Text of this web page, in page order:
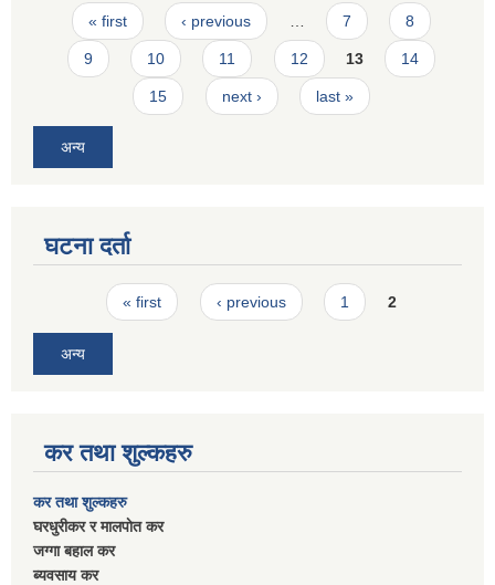
Pages
« first ‹ previous 7 8
9 10 11 12 13 14
15 next › last »
अन्य
घटना दर्ता
Pages« first ‹ previous 1 2
अन्य
कर तथा शुल्कहरु
कर तथा शुल्कहरु
घरधुरीकर र मालपाेत कर
जग्गा बहाल कर
ब्यवसाय कर